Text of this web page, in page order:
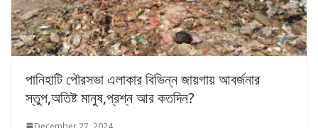
পানিহাটি পৌরসভা এলাকার বিভিন্ন জায়গায় আবর্জনার
স্তুপ,অতিষ্ট মানুষ,প্রশ্ন আর কতদিন?